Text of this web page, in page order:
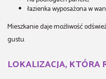
łazienka wyposażona w
Mieszkanie daje możliwość
gustu.
LOKALIZACJA, KTÓRA